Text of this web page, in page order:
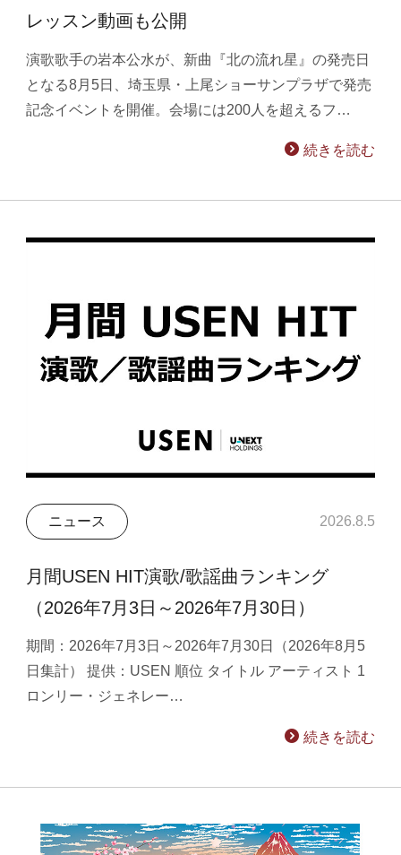
レッスン動画も公開
演歌歌手の岩本公水が、新曲『北の流れ星』の発売日
となる8月5日、埼玉県・上尾ショーサンプラザで発売
記念イベントを開催。会場には200人を超えるフ…
続きを読む
ニュース 2026.8.5
月間USEN HIT演歌/歌謡曲ランキング
（2026年7月3日～2026年7月30日）
期間：2026年7月3日～2026年7月30日（2026年8月5
日集計） 提供：USEN 順位 タイトル アーティスト 1
ロンリー・ジェネレー…
続きを読む